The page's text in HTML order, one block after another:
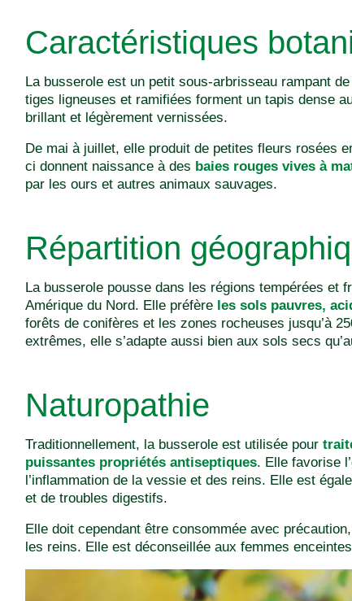
Caractéristiques
La busserole est un petit sous-arbrisseau rampant
tiges ligneuses et ramifiées forment un tapis dense
brillant et légèrement vernissées.
De mai à juillet, elle produit de petites fleurs rosées
ci donnent naissance à des baies rouges vives à
par les ours et autres animaux sauvages.
Répartition
La busserole pousse dans les régions tempérées et
Amérique du Nord. Elle préfère les sols pauvres,
forêts de conifères et les zones rocheuses jusqu’à
extrêmes, elle s’adapte aussi bien aux sols secs
Naturopathie
Traditionnellement, la busserole est utilisée pour
puissantes propriétés antiseptiques. Elle favorise
l’inflammation de la vessie et des reins. Elle est
et de troubles digestifs.
Elle doit cependant être consommée avec
les reins. Elle est déconseillée aux femmes